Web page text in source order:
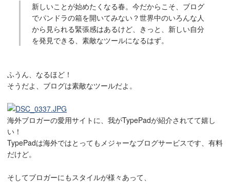
新しいことが始めたくなる春。今だからこそ、ブログ
でパンドラの箱を開いてみない？世界中のいろんな人
から見られる緊張感はあるけど、きっと、新しい自分
を発見できる、素敵なツールになるはず。
ふうん、なるほど！
そうだよ、ブログは素敵なツールだよ。
海外ブロガーの愛用サイトに、我がTypePadが紹介されてて嬉し
い！
TypePadは海外ではとってもメジャーなブログサービスです、有料
だけど。
そしてブロガーにもスタイルが様々あって、